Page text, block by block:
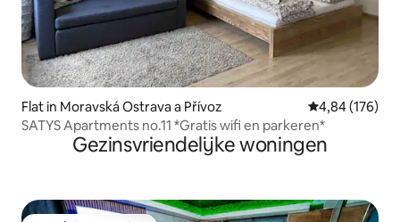
Flat in Moravská Ostrava a Přívoz Gemiddelde
4,84 (176)
SATYS Apartments no.11 *Gratis wifi en parkeren*
Gezinsvriendelijke woningen